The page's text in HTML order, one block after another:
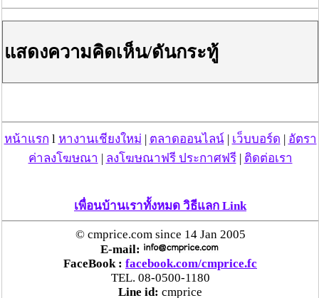
แสดงความคิดเห็น/ดันกระทู้
หน้าแรก l หางานเชียงใหม่ | ตลาดออนไลน์| เว็บบอร์ด | อัตรา
ค่าลงโฆษณา | ลงโฆษณาฟรี ประกาศฟรี| ติดต่อเรา
เพื่อนบ้านเราทั้งหมด วิธีแลก Link
© cmprice.com since 14 Jan 2005
E-mail:
FaceBook : facebook.com/cmprice.fc
TEL. 08-0500-1180
Line id: cmprice